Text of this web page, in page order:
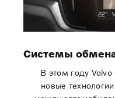
Системы
В этом году
новые